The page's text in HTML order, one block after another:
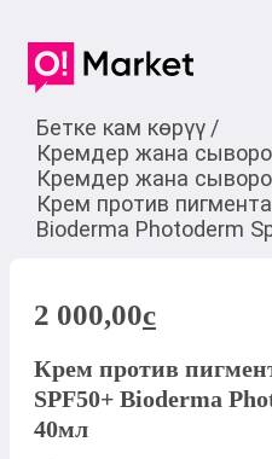
Бетке кам көрүү /
Кремдер жана
Кремдер жана
Крем против
Bioderma Photoderm
2 000,00c
Крем против
SPF50+ Bioderma
40мл